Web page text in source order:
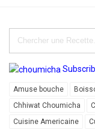
Amuse bouche
Chhiwat Choumicha
Cuisine Americaine